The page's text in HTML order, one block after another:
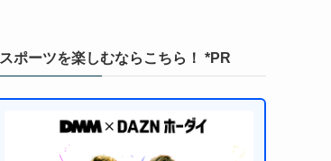
スポーツを楽しむならこちら！ *PR